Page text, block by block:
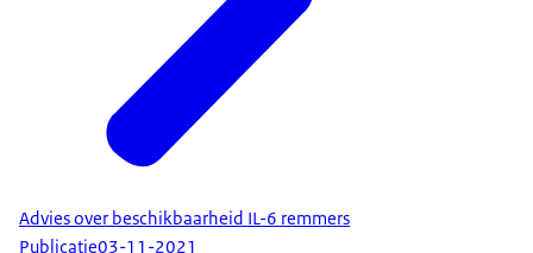
Advies over beschikbaarheid IL-6 remmers
Publicatie03-11-2021